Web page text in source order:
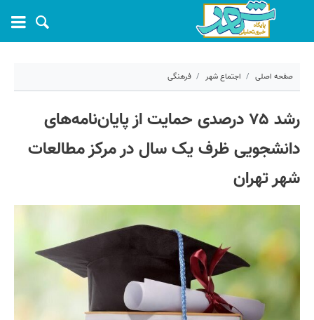
صفحه اصلی اجتماع شهر فرهنگی
رشد ۷۵ درصدی حمایت از پایان‌نامه‌های
دانشجویی ظرف یک سال در مرکز مطالعات
شهر تهران